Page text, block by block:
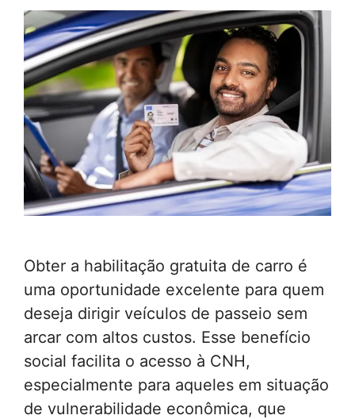
Obter a habilitação gratuita de carro é
uma oportunidade excelente para quem
deseja dirigir veículos de passeio sem
arcar com altos custos. Esse benefício
social facilita o acesso à CNH,
especialmente para aqueles em situação
de vulnerabilidade econômica, que